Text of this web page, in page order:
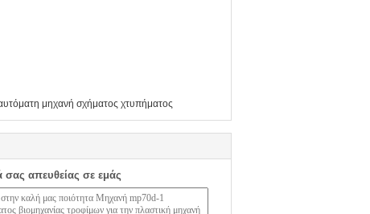
μηχανή σχήματος χτυπήματος
σας απευθείας σε εμάς